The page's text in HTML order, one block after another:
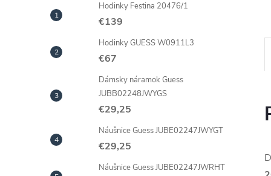
Hodinky Festina 20476/1
€139
Hodinky GUESS W0911L3
€67
Dámsky náramok Guess
JUBB02248JWYGS
€29,25
Náušnice Guess JUBE02247JWYGT
€29,25
Náušnice Guess JUBE02247JWRHT